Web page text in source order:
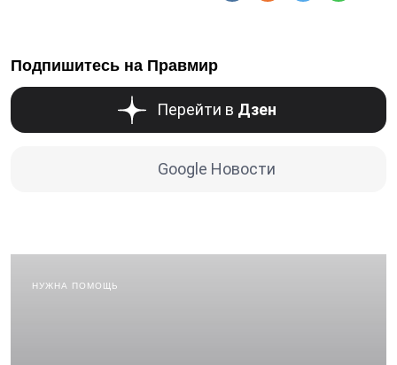
Подпишитесь на Правмир
Перейти в Дзен
Google Новости
НУЖНА ПОМОЩЬ